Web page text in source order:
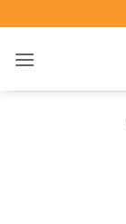
ai
contenuti